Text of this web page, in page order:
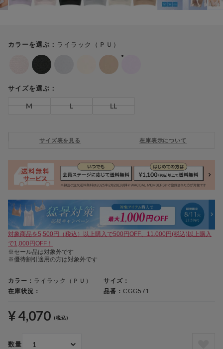
カラーを選ぶ： ライラック（ＰＵ）
サイズを選ぶ：
M L LL
サイズ表を見る 在庫表示について
対象商品を5,500円（税込）以上購入で500円OFF、11,000円(税込)以上購入
で1,000円OFF！
※セール品は対象外です
※優待割引適用の方は対象外です
カラー： ライラック（ＰＵ）
サイズ：
在庫状況：
品番：CGG571
¥ 4,070 (税込)
数量